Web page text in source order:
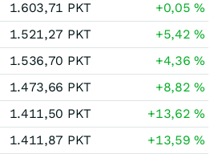
1.603,71 PKT +0,05%
1.521,27 PKT +5,42%
1.536,70 PKT +4,36%
1.473,66 PKT +8,82%
1.411,50 PKT +13,62%
1.411,87 PKT +13,59%